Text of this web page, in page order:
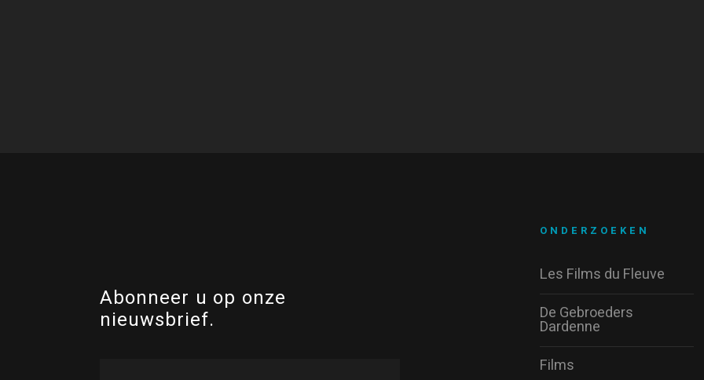
Abonneer u op onze
nieuwsbrief.
ONDERZOEKEN
Les Films du Fleuve
De Gebroeders
Dardenne
Films